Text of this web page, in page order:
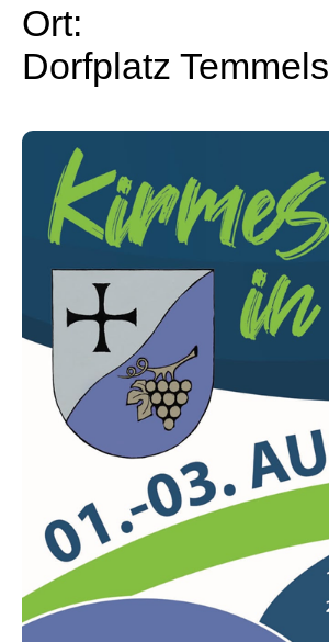
Ort:
Dorfplatz Temmels